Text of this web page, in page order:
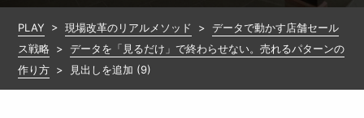
PLAY >現場改革のリアルメソッド >データで動かす店舗セール
ス戦略 >データを「見るだけ」で終わらせない。売れるパターンの
作り方 > 見出しを追加 (9)